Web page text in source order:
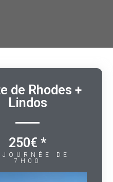
de Rhodes +
Lindos
250€ *
DE
7H00